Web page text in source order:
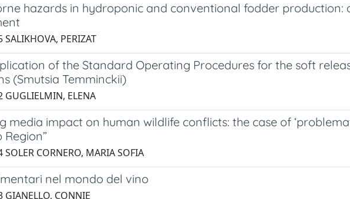
hazards in hydroponic and conventional fodder production:
PERIZAT
of the Standard Operating Procedures for the soft
(Smutsia Temminckii)
GUGLIELMIN, ELENA
media impact on human wildlife conflicts: the case of
CORNERO, MARIA SOFIA
nel mondo del vino
CONNIE